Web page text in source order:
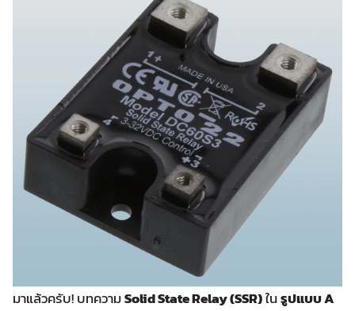
มาแล้วครับ! บทความSolid State Relay (SSR)ในรูปแบบ A